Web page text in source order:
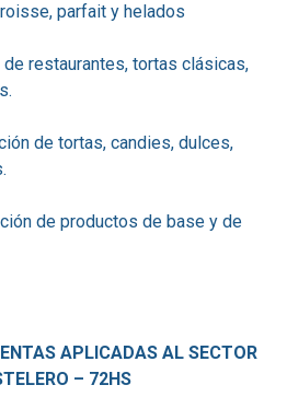
parfait y helados
restaurantes, tortas clásicas,
de tortas, candies, dulces,
de productos de base y de
APLICADAS AL SECTOR
– 72HS